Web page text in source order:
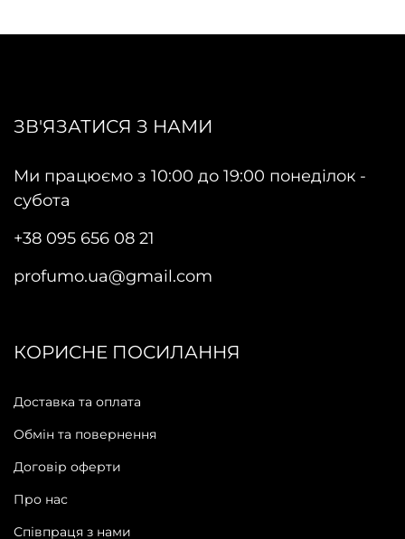
ЗВ'ЯЗАТИСЯ З НАМИ
Ми працюємо з 10:00 до 19:00 понеділок -
субота
+38 095 656 08 21
profumo.ua@gmail.com
КОРИСНЕ ПОСИЛАННЯ
Доставка та оплата
Обмін та повернення
Договір оферти
Про нас
Співпраця з нами